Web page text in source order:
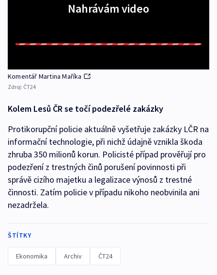
Nahrávám video
Komentář Martina Maříka
Zdroj: ČT24
Kolem Lesů ČR se točí podezřelé zakázky
Protikorupční policie aktuálně vyšetřuje zakázky LČR na
informační technologie, při nichž údajně vznikla škoda
zhruba 350 milionů korun. Policisté případ prověřují pro
podezření z trestných činů porušení povinnosti při
správě cizího majetku a legalizace výnosů z trestné
činnosti. Zatím policie v případu nikoho neobvinila ani
nezadržela.
ŠTÍTKY
Ekonomika Archiv ČT24